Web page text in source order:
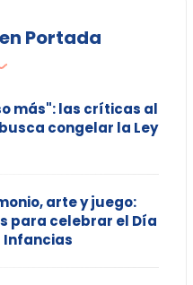
Portada
más": las críticas al
congelar la Ley
arte y juego:
para celebrar el Día
Infancias